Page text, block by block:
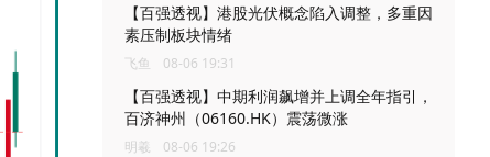
【百强透视】港股光伏概念陷入调整，多重因
素压制板块情绪
飞鱼 08-06 19:31
【百强透视】中期利润飙增并上调全年指引，
百济神州（06160.HK）震荡微涨
明羲 08-06 19:26